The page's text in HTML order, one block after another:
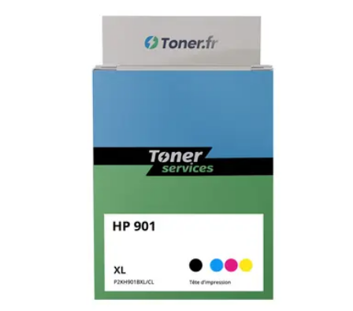
Cryptomonnaies